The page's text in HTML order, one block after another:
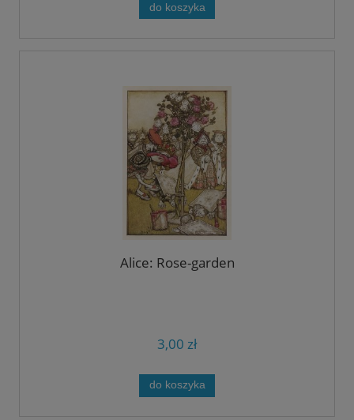
do koszyka
Alice: Rose-garden
3,00 zł
do koszyka